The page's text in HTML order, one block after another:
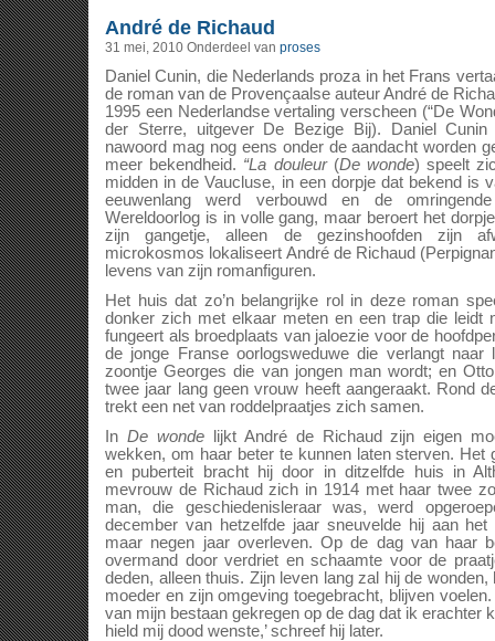
André de Richaud
31 mei, 2010 Onderdeel van proses
Daniel Cunin, die Nederlands proza in het Frans
de roman van de Provençaalse auteur André de
1995 een Nederlandse vertaling verscheen (“De
der Sterre, uitgever De Bezige Bij). Daniel
nawoord mag nog eens onder de aandacht worden
meer bekendheid. “La douleur(De wonde) speelt
midden in de Vaucluse, in een dorpje dat bekend is
eeuwenlang werd verbouwd en de
Wereldoorlog is in volle gang, maar beroert het
zijn gangetje, alleen de gezinshoofden zijn
microkosmos lokaliseert André de Richaud
levens van zijn romanfiguren.
Het huis dat zo’n belangrijke rol in deze roman
donker zich met elkaar meten en een trap die leidt
fungeert als broedplaats van jaloezie voor de
de jonge Franse oorlogsweduwe die verlangt naar
zoontje Georges die van jongen man wordt; en
twee jaar lang geen vrouw heeft aangeraakt. Rond
trekt een net van roddelpraatjes zich samen.
In De wondelijkt André de Richaud zijn eigen
wekken, om haar beter te kunnen laten sterven. Het
en puberteit bracht hij door in ditzelfde huis in
mevrouw de Richaud zich in 1914 met haar twee
man, die geschiedenisleraar was, werd
december van hetzelfde jaar sneuvelde hij aan
maar negen jaar overleven. Op de dag van haar
overmand door verdriet en schaamte voor de
deden, alleen thuis. Zijn leven lang zal hij de
moeder en zijn omgeving toegebracht, blijven
van mijn bestaan gekregen op de dag dat ik erachter
hield mij dood wenste,’ schreef hij later.